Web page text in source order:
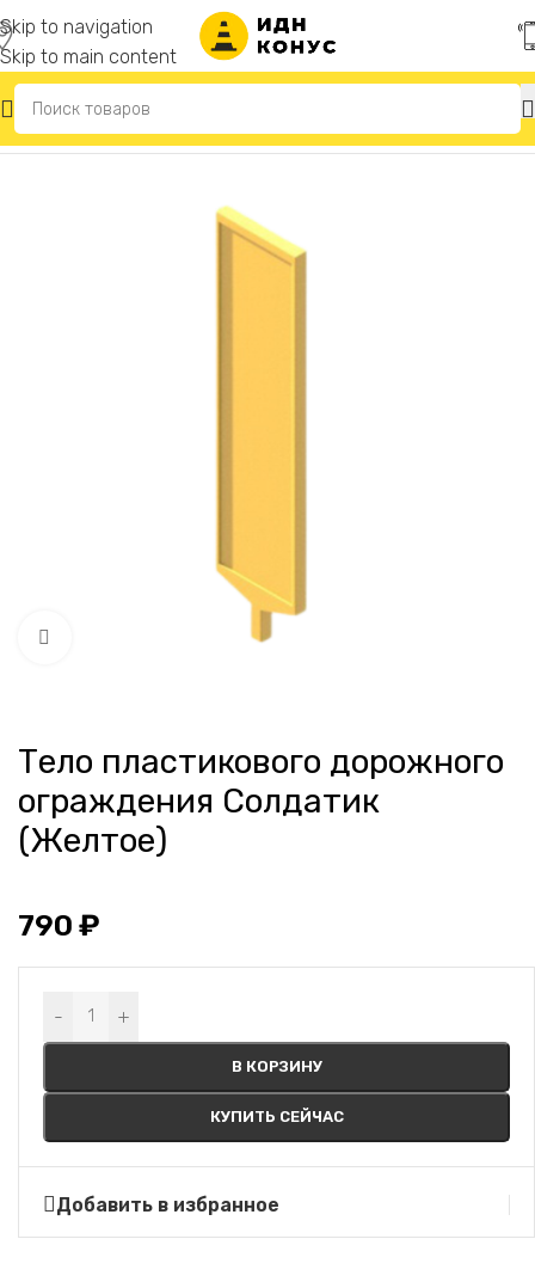
Skip to navigation
Skip to main content
Главная Дорожное ограждение «Солдатики»
Нажмите, чтобы увеличить
Тело пластикового дорожного
ограждения Солдатик
(Желтое)
790 ₽
- +
В КОРЗИНУ
КУПИТЬ СЕЙЧАС
Alternative:
Добавить в избранное